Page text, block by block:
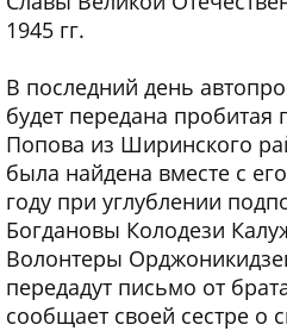
1945 гг.
В последний день
будет передана пробитая
Попова из Ширинского
была найдена вместе с
году при углублении
Богдановы Колодези
Волонтеры
передадут письмо от
сообщает своей сестре о